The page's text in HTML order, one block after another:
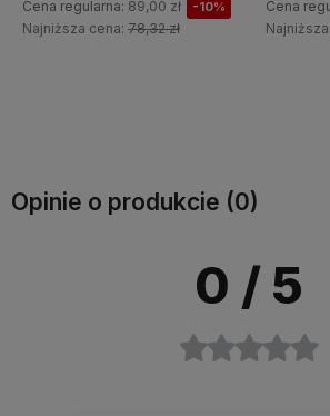
Cena regularna:58,00 zł -10%
Najniższa cena:48,72 zł
Cena
Opinie o produkcie (0)
0 / 5